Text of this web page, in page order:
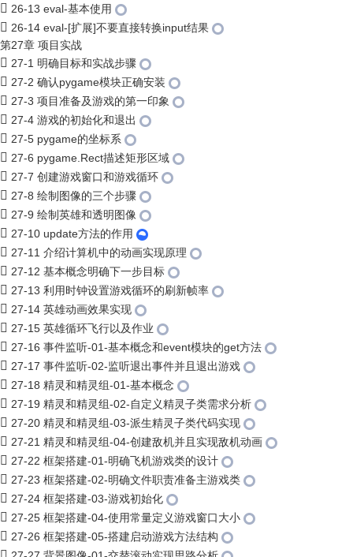
26-13 eval-基本使用
26-14 eval-[扩展]不要直接转换input结果
第27章 项目实战
27-1 明确目标和实战步骤
27-2 确认pygame模块正确安装
27-3 项目准备及游戏的第一印象
27-4 游戏的初始化和退出
27-5 pygame的坐标系
27-6 pygame.Rect描述矩形区域
27-7 创建游戏窗口和游戏循环
27-8 绘制图像的三个步骤
27-9 绘制英雄和透明图像
27-10 update方法的作用
27-11 介绍计算机中的动画实现原理
27-12 基本概念明确下一步目标
27-13 利用时钟设置游戏循环的刷新帧率
27-14 英雄动画效果实现
27-15 英雄循环飞行以及作业
27-16 事件监听-01-基本概念和event模块的get方法
27-17 事件监听-02-监听退出事件并且退出游戏
27-18 精灵和精灵组-01-基本概念
27-19 精灵和精灵组-02-自定义精灵子类需求分析
27-20 精灵和精灵组-03-派生精灵子类代码实现
27-21 精灵和精灵组-04-创建敌机并且实现敌机动画
27-22 框架搭建-01-明确飞机游戏类的设计
27-23 框架搭建-02-明确文件职责准备主游戏类
27-24 框架搭建-03-游戏初始化
27-25 框架搭建-04-使用常量定义游戏窗口大小
27-26 框架搭建-05-搭建启动游戏方法结构